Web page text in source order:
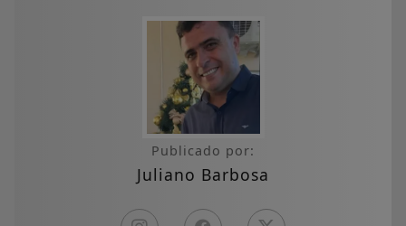
Publicado por:
Juliano Barbosa